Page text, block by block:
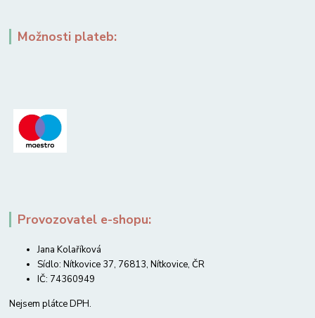
Možnosti plateb:
Provozovatel e-shopu:
Jana Kolaříková
Sídlo: Nítkovice 37, 76813, Nítkovice, ČR
IČ: 74360949
Nejsem plátce DPH.